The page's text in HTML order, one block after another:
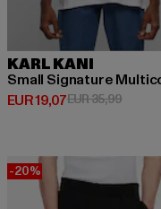
KARL KANI
EUR 19,07
Huidige prijs: EUR 19,07
EUR 35,99
-20%